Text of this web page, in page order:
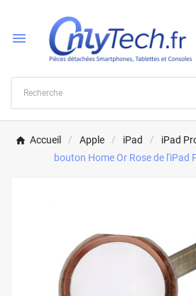

Accueil Apple iPad iPad
bouton Home Or Rose de l'iPad